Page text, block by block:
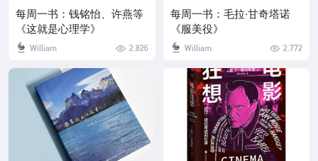
每周一书：钱铭怡、许燕等
《这就是心理学》
William 2,826
每周一书：毛拉·甘奇塔诺
《服美役》
William 2,772